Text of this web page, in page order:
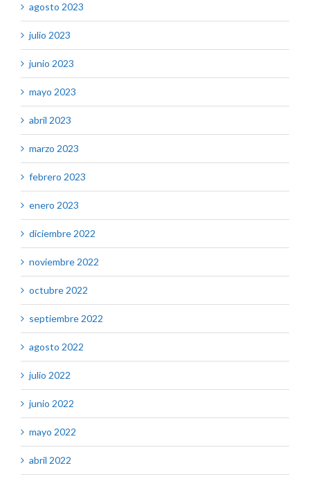
agosto 2023
julio 2023
junio 2023
mayo 2023
abril 2023
marzo 2023
febrero 2023
enero 2023
diciembre 2022
noviembre 2022
octubre 2022
septiembre 2022
agosto 2022
julio 2022
junio 2022
mayo 2022
abril 2022